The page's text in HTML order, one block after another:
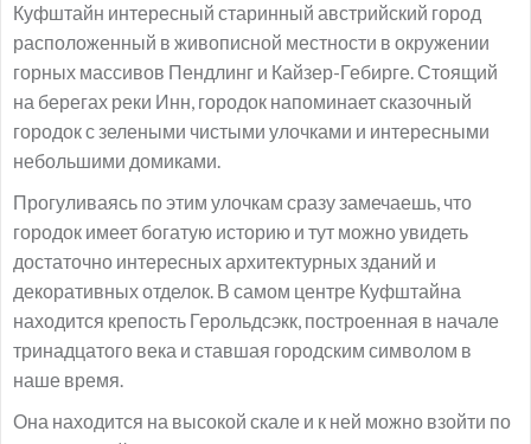
Куфштайн интересный старинный австрийский город
расположенный в живописной местности в окружении
горных массивов Пендлинг и Кайзер-Гебирге. Стоящий
на берегах реки Инн, городок напоминает сказочный
городок с зелеными чистыми улочками и интересными
небольшими домиками.
Прогуливаясь по этим улочкам сразу замечаешь, что
городок имеет богатую историю и тут можно увидеть
достаточно интересных архитектурных зданий и
декоративных отделок. В самом центре Куфштайна
находится крепость Герольдсэкк, построенная в начале
тринадцатого века и ставшая городским символом в
наше время.
Она находится на высокой скале и к ней можно взойти по